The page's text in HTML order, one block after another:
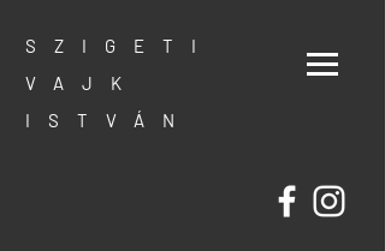
SZIGETI
VAJK
ISTVÁN